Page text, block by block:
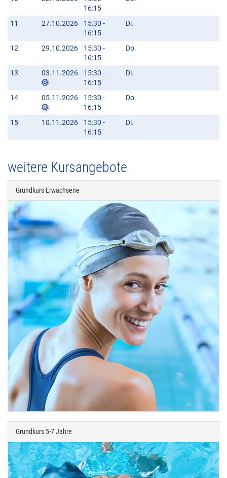
16:15
11 27.10.2026
15:30 -
16:15
Di.
12 29.10.2026
15:30 -
16:15
Do.
13 03.11.2026
15:30 -
16:15
Di.
14 05.11.2026
15:30 -
16:15
Do.
15 10.11.2026
15:30 -
16:15
Di.
weitere Kursangebote
Grundkurs Erwachsene
Grundkurs 5-7 Jahre